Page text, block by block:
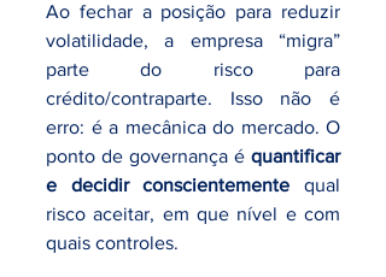
Ao fechar a posição para reduzir
volatilidade, a empresa “migra”
parte do risco para
crédito/contraparte. Isso não é
erro: é a mecânica do mercado. O
ponto de governança é quantificar
e decidir conscientemente qual
risco aceitar, em que nível e com
quais controles.